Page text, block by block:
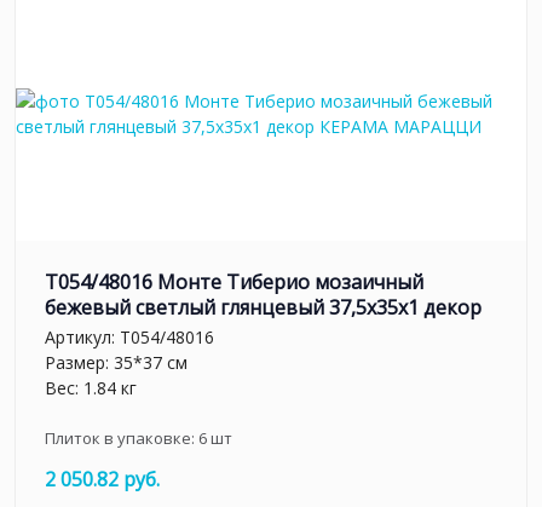
T054/48016 Монте Тиберио мозаичный
бежевый светлый глянцевый 37,5x35x1 декор
Артикул: T054/48016
Размер: 35*37 см
Вес: 1.84 кг
Плиток в упаковке: 6шт
2 050.82 руб.